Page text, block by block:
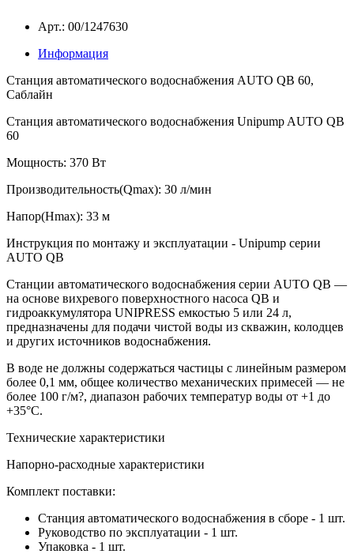
Арт.: 00/1247630
Информация
Станция автоматического водоснабжения AUTO QB 60,
Саблайн
Станция автоматического водоснабжения Unipump AUTO QB
60
Мощность: 370 Вт
Производительность(Qmax): 30 л/мин
Напор(Hmax): 33 м
Инструкция по монтажу и эксплуатации - Unipump серии
AUTO QB
Станции автоматического водоснабжения серии AUTO QB —
на основе вихревого поверхностного насоса QB и
гидроаккумулятора UNIPRESS емкостью 5 или 24 л,
предназначены для подачи чистой воды из скважин, колодцев
и других источников водоснабжения.
В воде не должны содержаться частицы с линейным размером
более 0,1 мм, общее количество механических примесей — не
более 100 г/м?, диапазон рабочих температур воды от +1 до
+35°С.
Технические характеристики
Напорно-расходные характеристики
Комплект поставки:
Станция автоматического водоснабжения в сборе - 1 шт.
Руководство по эксплуатации - 1 шт.
Упаковка - 1 шт.